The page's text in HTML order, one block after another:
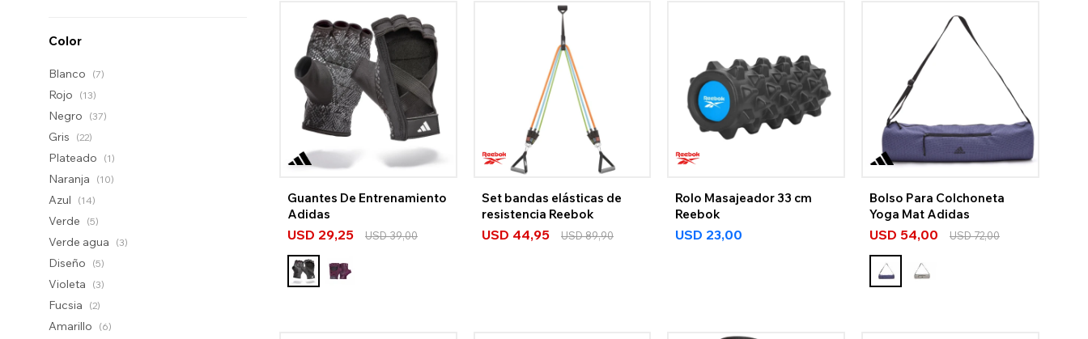
Guantes De Entrenamiento
Adidas
USD 29,25 USD39,00
Set bandas elásticas de
resistencia Reebok
USD 44,95 USD89,90
Rolo Masajeador 33 cm
Reebok
USD 23,00
Bolso Para Colchoneta
Yoga Mat Adidas
USD 54,00 USD72,00
Color
Blanco (7)
Rojo (13)
Negro (37)
Gris (22)
Plateado (1)
Naranja (10)
Azul (14)
Verde (5)
Verde agua (3)
Diseño (5)
Violeta (3)
Fucsia (2)
Amarillo (6)